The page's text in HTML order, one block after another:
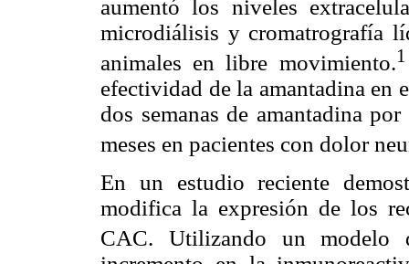
aumentó los niveles
microdiálisis y cromatrografía
animales en libre movimiento.1
efectividad de la amantadina
dos semanas de amantadina
meses en pacientes con dolor
En un estudio reciente
modifica la expresión de los
CAC. Utilizando un modelo